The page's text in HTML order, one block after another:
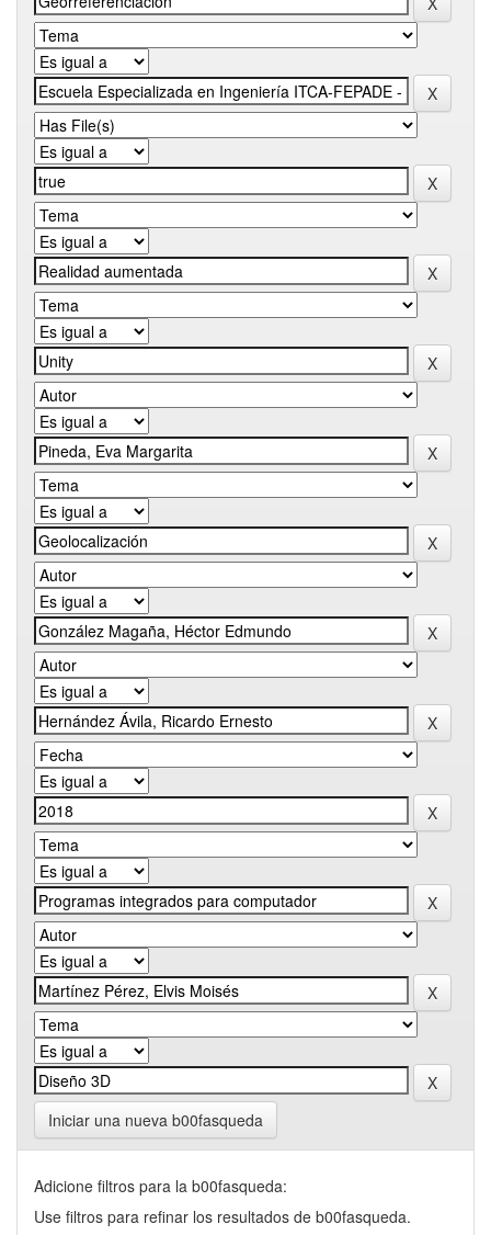
Iniciar una nueva b00fasqueda
Adicione filtros para la b00fasqueda:
Use filtros para refinar los resultados de b00fasqueda.